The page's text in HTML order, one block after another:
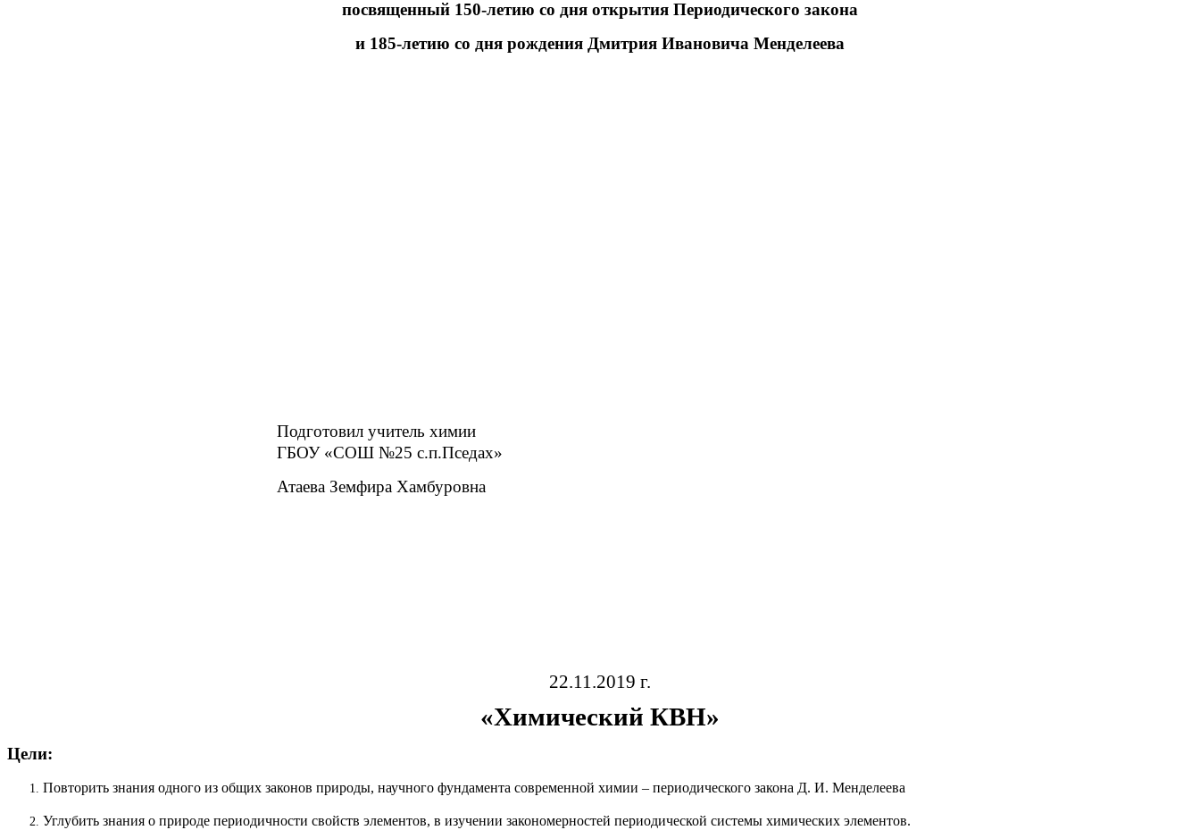
посвященный 150-летию со дня открытия Периодического закона
и 185-летию со дня рождения Дмитрия Ивановича Менделеева
Подготовил учитель химии
ГБОУ «СОШ №25 с.п.Пседах»
Атаева Земфира Хамбуровна
22.11.2019 г.
«Химический КВН»
Цели:
Повторить знания одного из общих законов природы, научного фундамента современной химии – периодического закона Д. И. Менделеева
Углубить знания о природе периодичности свойств элементов, в изучении закономерностей периодической системы химических элементов.